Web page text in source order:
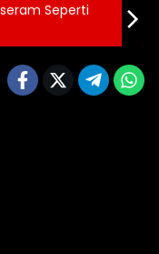
Seperti